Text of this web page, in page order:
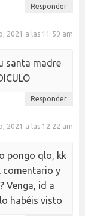
Responder
2021 a las 11:59 am
santa madre
Responder
2021 a las 12:22 am
pongo qlo, kk
comentario y
Venga, id a
habéis visto